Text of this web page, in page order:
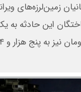
زمین‌لرزه‌های